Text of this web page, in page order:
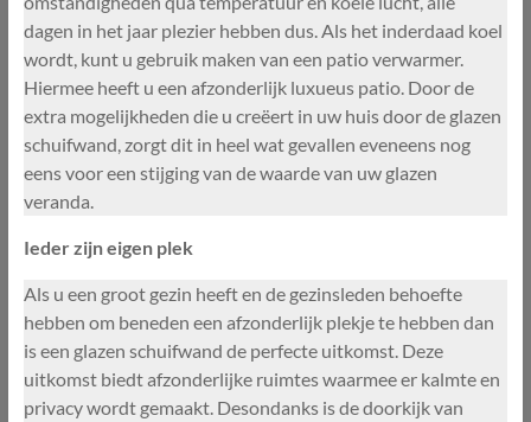
dagen in het jaar plezier hebben dus. Als het inderdaad koel
wordt, kunt u gebruik maken van een patio verwarmer.
Hiermee heeft u een afzonderlijk luxueus patio. Door de
extra mogelijkheden die u creëert in uw huis door de glazen
schuifwand, zorgt dit in heel wat gevallen eveneens nog
eens voor een stijging van de waarde van uw glazen
veranda.
Ieder zijn eigen plek
Als u een groot gezin heeft en de gezinsleden behoefte
hebben om beneden een afzonderlijk plekje te hebben dan
is een glazen schuifwand de perfecte uitkomst. Deze
uitkomst biedt afzonderlijke ruimtes waarmee er kalmte en
privacy wordt gemaakt. Desondanks is de doorkijk van